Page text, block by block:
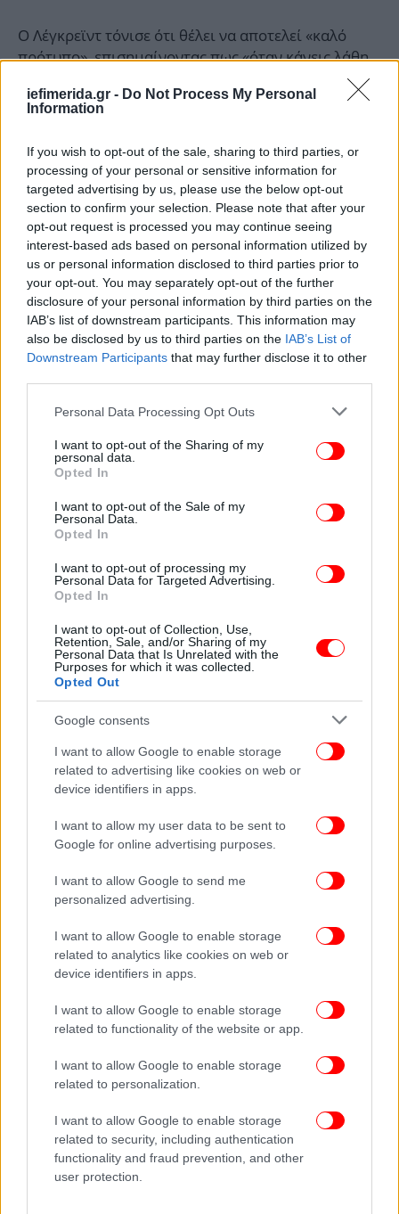
iefimerida.gr - Do Not Process My Personal
Information
If you wish to opt-out of the sale, sharing to third parties, or
processing of your personal or sensitive information for
targeted advertising by us, please use the below opt-out
section to confirm your selection. Please note that after your
opt-out request is processed you may continue seeing
interest-based ads based on personal information utilized by
us or personal information disclosed to third parties prior to
your opt-out. You may separately opt-out of the further
disclosure of your personal information by third parties on the
IAB’s list of downstream participants. This information may
also be disclosed by us to third parties on the IAB’s List of
Downstream Participants that may further disclose it to other
Please note that this website/app uses one or more Google
not limited to your visit or usage behaviour. You may click to
grant or deny consent to Google and its third-party tags to
use your data for below specified purposes in below Google
consent section.
Personal Data Processing Opt Outs
I want to opt-out of the Sharing of my
personal data.
Opted In
I want to opt-out of the Sale of my
Personal Data.
Opted In
I want to opt-out of processing my
Personal Data for Targeted Advertising.
Opted In
I want to opt-out of Collection, Use,
Retention, Sale, and/or Sharing of my
Personal Data that Is Unrelated with the
Purposes for which it was collected.
Opted Out
Google consents
I want to allow Google to enable storage
related to advertising like cookies on web or
device identifiers in apps.
I want to allow my user data to be sent to
Google for online advertising purposes.
I want to allow Google to send me
personalized advertising.
I want to allow Google to enable storage
related to analytics like cookies on web or
device identifiers in apps.
I want to allow Google to enable storage
related to functionality of the website or app.
I want to allow Google to enable storage
related to personalization.
I want to allow Google to enable storage
related to security, including authentication
functionality and fraud prevention, and other
user protection.
Ο Λέγκρεϊντ τόνισε ότι θέλει να αποτελεί «καλό
πρότυπο», επισημαίνοντας πως «όταν κάνεις λάθη,
πρέπει να τα παραδέχεσαι, ειδικά όταν πληγώνεις
κάποιον που αγαπάς τόσο πολύ».
Η δημόσια εξομολόγησή του προκάλεσε έντονες
αντιδράσεις στα μέσα κοινωνικής δικτύωσης.
Κάποιοι χρήστες εξέφρασαν τη συμπαράστασή
τους, ενώ άλλοι σχολίασαν επικριτικά τον τρόπο
και τη στιγμή που επέλεξε να μιλήσει δημόσια για
ένα τόσο προσωπικό ζήτημα.
Οι Eric Perrot από τη Γαλλία, Johan-Olav Botn και Sturla Holm
Lægreid από τη Νορβηγία γιορτάζουν με τα μετάλλιά τους
Αγωνιστικά, το χρυσό μετάλλιο κατέκτησε ο
Νορβηγός Γιόχαν-Όλαβ Μποτν, ο οποίος
πραγματοποίησε εντυπωσιακή εμφάνιση στον